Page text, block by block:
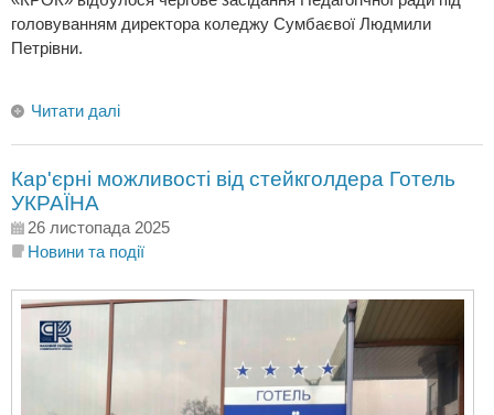
головуванням директора коледжу Сумбаєвої Людмили
Петрівни.
Читати далі
Кар'єрні можливості від стейкголдера Готель
УКРАЇНА
26 листопада 2025
Новини та події